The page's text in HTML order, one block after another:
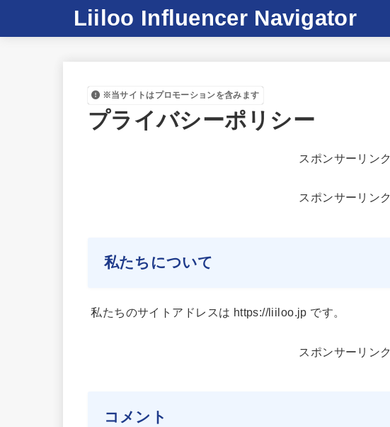
Liiloo Influencer Navigator
※当サイトはプロモーションを含みます
プライバシーポリシー
スポンサーリンク
スポンサーリンク
私たちについて
私たちのサイトアドレスは https://liiloo.jp です。
スポンサーリンク
コメント